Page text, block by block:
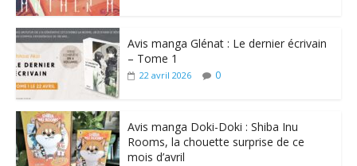
Avis manga Glénat : Le dernier écrivain
– Tome 1
22 avril 2026 0
Avis manga Doki-Doki : Shiba Inu
Rooms, la chouette surprise de ce
mois d’avril